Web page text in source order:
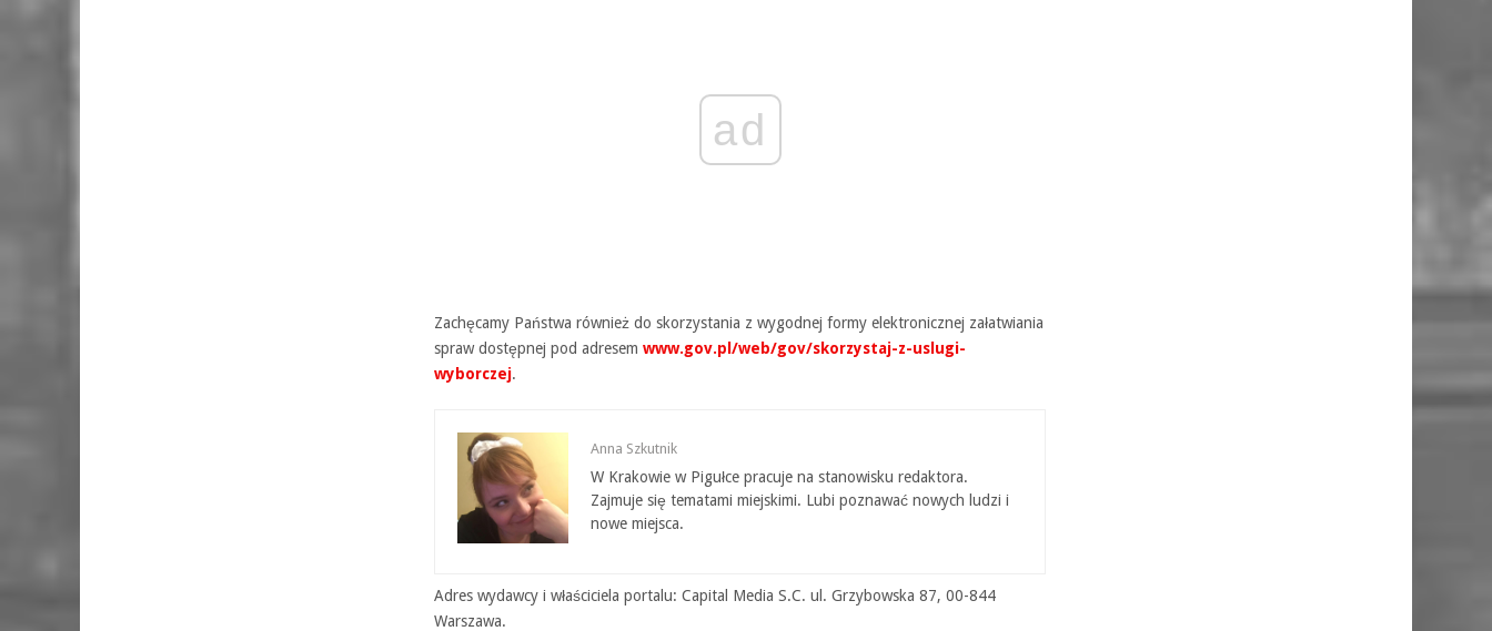
ad
Zachęcamy Państwa również do skorzystania z wygodnej formy elektronicznej załatwiania
spraw dostępnej pod adresem www.gov.pl/web/gov/skorzystaj-z-uslugi-
wyborczej.
Anna Szkutnik
W Krakowie w Pigułce pracuje na stanowisku redaktora.
Zajmuje się tematami miejskimi. Lubi poznawać nowych ludzi i
nowe miejsca.
Adres wydawcy i właściciela portalu: Capital Media S.C. ul. Grzybowska 87, 00-844
Warszawa.